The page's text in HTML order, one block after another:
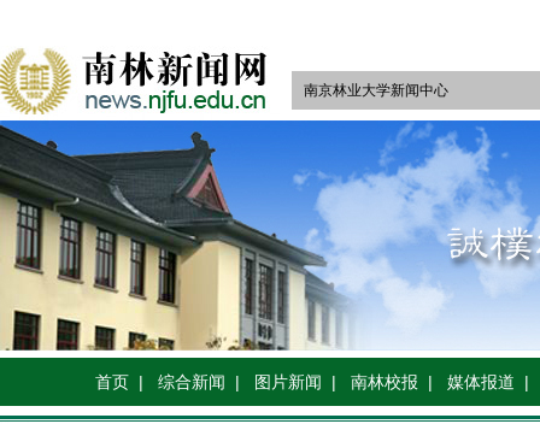
南京林业大学新闻中心
首页 | 综合新闻 | 图片新闻 | 南林校报 | 媒体报道 |